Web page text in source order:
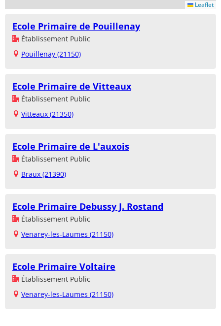
Leaflet
Ecole Primaire de Pouillenay
Établissement Public
Pouillenay (21150)
Ecole Primaire de Vitteaux
Établissement Public
Vitteaux (21350)
Ecole Primaire de L'auxois
Établissement Public
Braux (21390)
Ecole Primaire Debussy J. Rostand
Établissement Public
Venarey-les-Laumes (21150)
Ecole Primaire Voltaire
Établissement Public
Venarey-les-Laumes (21150)